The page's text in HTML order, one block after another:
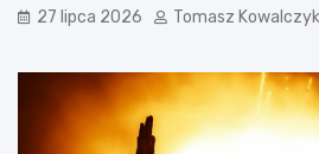
27 lipca 2026 Tomasz Kowalczyk